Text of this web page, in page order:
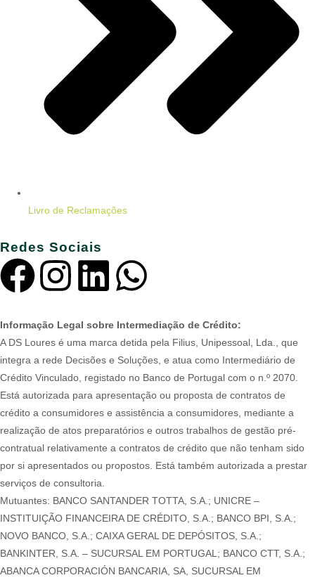
Livro de Reclamações
Redes Sociais
Informação Legal sobre Intermediação de Crédito:
A DS Loures é uma marca detida pela Filius, Unipessoal, Lda., que
integra a rede Decisões e Soluções, e atua como Intermediário de
Crédito Vinculado, registado no Banco de Portugal com o n.º 2070.
Está autorizada para apresentação ou proposta de contratos de
crédito a consumidores e assistência a consumidores, mediante a
realização de atos preparatórios e outros trabalhos de gestão pré-
contratual relativamente a contratos de crédito que não tenham sido
por si apresentados ou propostos. Está também autorizada a prestar
serviços de consultoria.
Mutuantes: BANCO SANTANDER TOTTA, S.A.; UNICRE –
INSTITUIÇÃO FINANCEIRA DE CRÉDITO, S.A.; BANCO BPI, S.A.;
NOVO BANCO, S.A.; CAIXA GERAL DE DEPÓSITOS, S.A.;
BANKINTER, S.A. – SUCURSAL EM PORTUGAL; BANCO CTT, S.A.;
ABANCA CORPORACIÓN BANCARIA, SA, SUCURSAL EM